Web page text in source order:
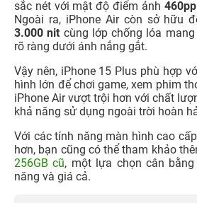
sắc nét với mật độ điểm ảnh
Ngoài ra, iPhone Air còn sở hữu
3.000 nit cùng lớp chống lóa
rõ ràng dưới ánh nắng gắt.
Vậy nên, iPhone 15 Plus phù hợp
hình lớn để chơi game, xem phim
iPhone Air vượt trội hơn với chất
khả năng sử dụng ngoài trời hoàn
Với các tính năng màn hình cao
hơn, bạn cũng có thể tham khảo
256GB cũ, một lựa chọn cân
năng và giá cả.